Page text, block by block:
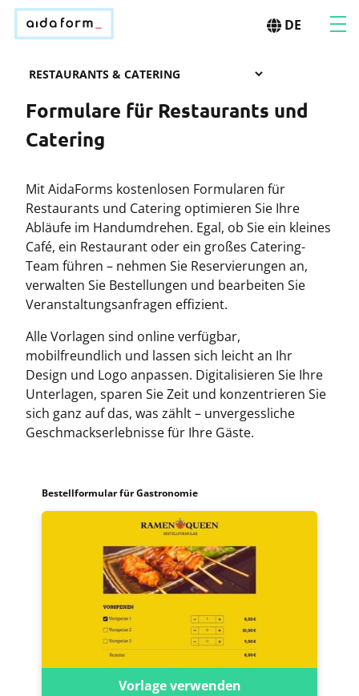
DE
Formulare für Restaurants und
Catering
Mit AidaForms kostenlosen Formularen für
Restaurants und Catering optimieren Sie Ihre
Abläufe im Handumdrehen. Egal, ob Sie ein kleines
Café, ein Restaurant oder ein großes Catering-
Team führen – nehmen Sie Reservierungen an,
verwalten Sie Bestellungen und bearbeiten Sie
Veranstaltungsanfragen effizient.
Alle Vorlagen sind online verfügbar,
mobilfreundlich und lassen sich leicht an Ihr
Design und Logo anpassen. Digitalisieren Sie Ihre
Unterlagen, sparen Sie Zeit und konzentrieren Sie
sich ganz auf das, was zählt – unvergessliche
Geschmackserlebnisse für Ihre Gäste.
Bestellformular für Gastronomie
Vorlage verwenden